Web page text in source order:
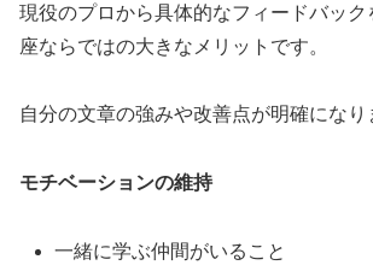
現役のプロから具体的なフィードバッ
座ならではの大きなメリットです。
自分の文章の強みや改善点が明確になり
モチベーションの維持
一緒に学ぶ仲間がいること